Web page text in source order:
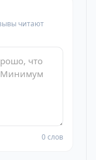
читают
0 слов